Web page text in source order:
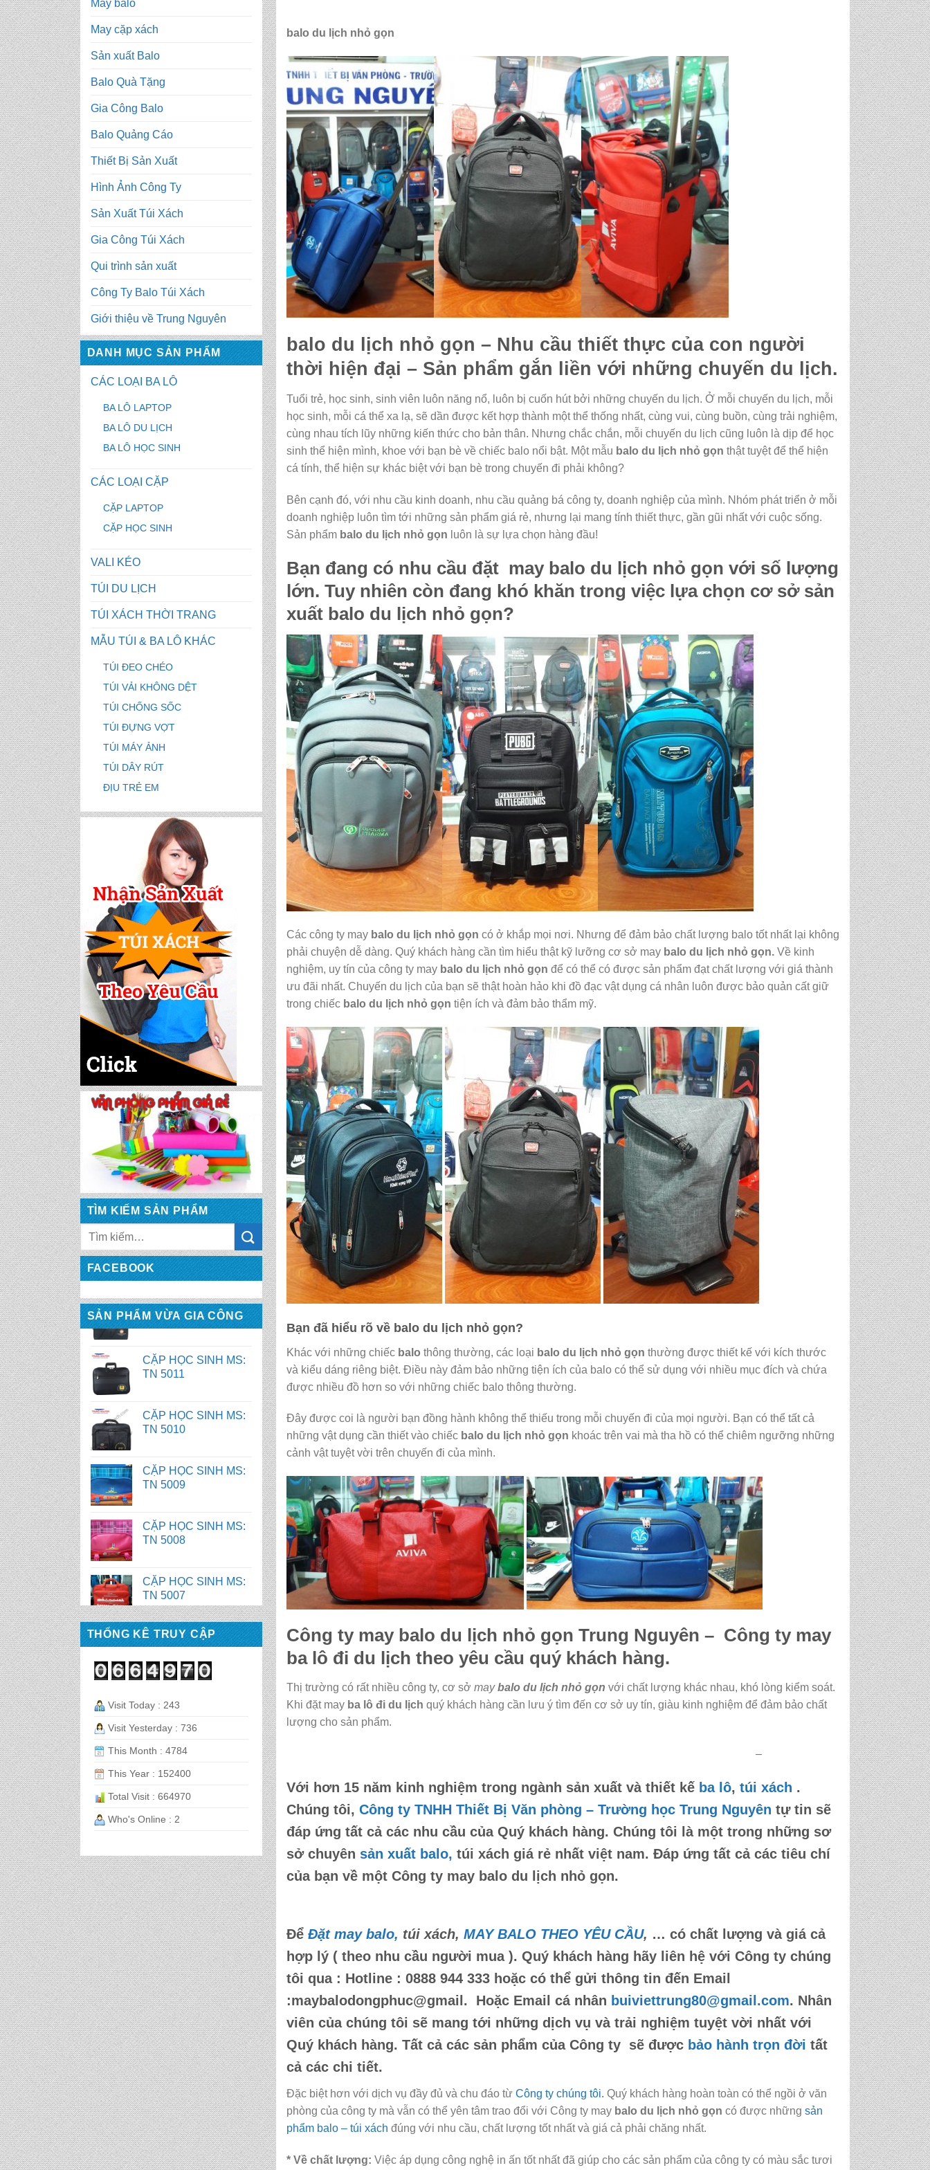
May balo
May cặp xách
Sản xuất Balo
Balo Quà Tặng
Gia Công Balo
Balo Quảng Cáo
Thiết Bị Sản Xuất
Hình Ảnh Công Ty
Sản Xuất Túi Xách
Gia Công Túi Xách
Qui trình sản xuất
Công Ty Balo Túi Xách
Giới thiệu về Trung Nguyên
DANH MỤC SẢN PHẨM
CÁC LOẠI BA LÔ
BA LÔ LAPTOP
BA LÔ DU LỊCH
BA LÔ HỌC SINH
CÁC LOẠI CẶP
CẶP LAPTOP
CẶP HỌC SINH
VALI KÉO
TÚI DU LỊCH
TÚI XÁCH THỜI TRANG
MẪU TÚI & BA LÔ KHÁC
TÚI ĐEO CHÉO
TÚI VẢI KHÔNG DỆT
TÚI CHỐNG SỐC
TÚI ĐỰNG VỢT
TÚI MÁY ẢNH
TÚI DÂY RÚT
ĐỊU TRẺ EM
TÌM KIẾM SẢN PHẨM
FACEBOOK
SẢN PHẨM VỪA GIA CÔNG
CẶP HỌC SINH MS:
TN 5016
CẶP HỌC SINH MS:
CẶP HỌC SINH MS:
TN 5014
CẶP HỌC SINH MS:
TN 5013
CẶP HỌC SINH MS:
TN 5012
TN 5011
TN 5010
TN 5009
TN 5008
TN 5007
TN 2058
BALO HỌC SINH MS:
TN 2056
BALO HỌC SINH MS:
BALO HỌC SINH MS:
TN 2068
TN 5016
CẶP HỌC SINH MS:
TN 5015
CẶP HỌC SINH MS:
TN 5014
CẶP HỌC SINH MS:
TN 5013
CẶP HỌC SINH MS:
TN 5012
THỐNG KÊ TRUY CẬP
Visit Today : 243
Visit Yesterday : 736
This Month : 4784
This Year : 152400
Total Visit : 664970
Who's Online : 2
balo du lịch nhỏ gọn
balo du lịch nhỏ gọn – Nhu cầu thiết thực của con người
thời hiện đại – Sản phẩm gắn liền với những chuyến du lịch.
Tuổi trẻ, học sinh, sinh viên luôn năng nổ, luôn bị cuốn hút bởi những chuyến du lịch. Ở mỗi chuyến du lịch, mỗi
học sinh, mỗi cá thể xa lạ, sẽ dần được kết hợp thành một thể thống nhất, cùng vui, cùng buồn, cùng trải nghiệm,
cùng nhau tích lũy những kiến thức cho bản thân. Nhưng chắc chắn, mỗi chuyến du lịch cũng luôn là dịp để học
sinh thể hiện mình, khoe với bạn bè về chiếc balo nổi bật. Một mẫu balo du lịch nhỏ gọn thật tuyệt để thể hiện
cá tính, thể hiện sự khác biệt với bạn bè trong chuyến đi phải không?
Bên cạnh đó, với nhu cầu kinh doanh, nhu cầu quảng bá công ty, doanh nghiệp của mình. Nhóm phát triển ở mỗi
doanh nghiệp luôn tìm tới những sản phẩm giá rẻ, nhưng lại mang tính thiết thực, gần gũi nhất với cuộc sống.
Sản phẩm balo du lịch nhỏ gọn luôn là sự lựa chọn hàng đầu!
Bạn đang có nhu cầu đặt maybalo du lịch nhỏ gọn với số lượng
lớn. Tuy nhiên còn đang khó khăn trong việc lựa chọn cơ sở sản
xuất balo du lịch nhỏ gọn?
Các công ty may balo du lịch nhỏ gọn có ở khắp mọi nơi. Nhưng để đảm bảo chất lượng balo tốt nhất lại không
phải chuyện dễ dàng. Quý khách hàng cần tìm hiểu thật kỹ lưỡng cơ sở maybalo du lịch nhỏ gọn. Về kinh
nghiệm, uy tín của công ty may balo du lịch nhỏ gọn để có thể có được sản phẩm đạt chất lượng với giá thành
ưu đãi nhất. Chuyến du lịch của bạn sẽ thật hoàn hảo khi đồ đạc vật dụng cá nhân luôn được bảo quản cất giữ
trong chiếc balo du lịch nhỏ gọn tiện ích và đảm bảo thẩm mỹ.
Bạn đã hiểu rõ về balo du lịch nhỏ gọn?
Khác với những chiếc balo thông thường, các loại balo du lịch nhỏ gọn thường được thiết kế với kích thước
và kiểu dáng riêng biệt. Điều này đảm bảo những tiện ích của balo có thể sử dụng với nhiều mục đích và chứa
được nhiều đồ hơn so với những chiếc balo thông thường.
Đây được coi là người bạn đồng hành không thể thiếu trong mỗi chuyến đi của mọi người. Bạn có thể tất cả
những vật dụng cần thiết vào chiếc balo du lịch nhỏ gọn khoác trên vai mà tha hồ có thể chiêm ngưỡng những
cảnh vật tuyệt vời trên chuyến đi của mình.
Công ty maybalo du lịch nhỏ gọn Trung Nguyên – Công ty may
ba lô đi du lịch theo yêu cầu quý khách hàng.
Thị trường có rất nhiều công ty, cơ sở maybalo du lịch nhỏ gọn với chất lượng khác nhau, khó lòng kiểm soát.
Khi đặt mayba lô đi du lịch quý khách hàng cần lưu ý tìm đến cơ sở uy tín, giàu kinh nghiệm để đảm bảo chất
lượng cho sản phẩm.
–
Với hơn 15 năm kinh nghiệm trong ngành sản xuất và thiết kế ba lô, túi xách .
Chúng tôi, Công ty TNHH Thiết Bị Văn phòng – Trường học Trung Nguyên tự tin sẽ
đáp ứng tất cả các nhu cầu của Quý khách hàng. Chúng tôi là một trong những sơ
sở chuyên sản xuất balo, túi xách giá rẻ nhất việt nam. Đáp ứng tất cả các tiêu chí
của bạn về một Công ty may balo du lịch nhỏ gọn.
Để Đặt may balo, túi xách, MAY BALO THEO YÊU CẦU, … có chất lượng và giá cả
hợp lý ( theo nhu cầu người mua ). Quý khách hàng hãy liên hệ với Công ty chúng
tôi qua : Hotline : 0888 944 333hoặc có thể gửi thông tin đến Email
:maybalodongphuc@gmail. Hoặc Email cá nhân buiviettrung80@gmail.com. Nhân
viên của chúng tôi sẽ mang tới những dịch vụ và trải nghiệm tuyệt vời nhất với
Quý khách hàng. Tất cả các sản phẩm của Công ty sẽ được bảo hành trọn đời tất
cả các chi tiết.
Đặc biệt hơn với dịch vụ đầy đủ và chu đáo từ Công ty chúng tôi. Quý khách hàng hoàn toàn có thể ngồi ở văn
phòng của công ty mà vẫn có thể yên tâm trao đổi với Công ty maybalo du lịch nhỏ gọn có được những sản
phẩm balo – túi xách đúng với nhu cầu, chất lượng tốt nhất và giá cả phải chăng nhất.
* Về chất lượng: Việc áp dụng công nghệ in ấn tốt nhất đã giúp cho các sản phẩm của công ty có màu sắc tươi